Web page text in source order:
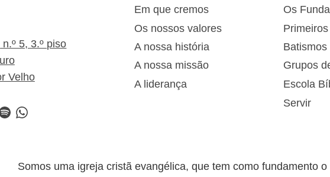
5, 3.º piso
Velho
WhatsApp
Em que cremos
Os nossos valores
A nossa história
A nossa missão
A liderança
Os
Grupos
Escola
Servir
Somos uma igreja cristã evangélica, que tem como fundamento